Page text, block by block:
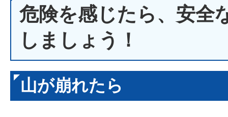
危険を感じたら、安全
しましょう！
山が崩れたら